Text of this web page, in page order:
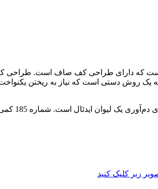
است که دارای طراحی کف صاف است.
دستگاه